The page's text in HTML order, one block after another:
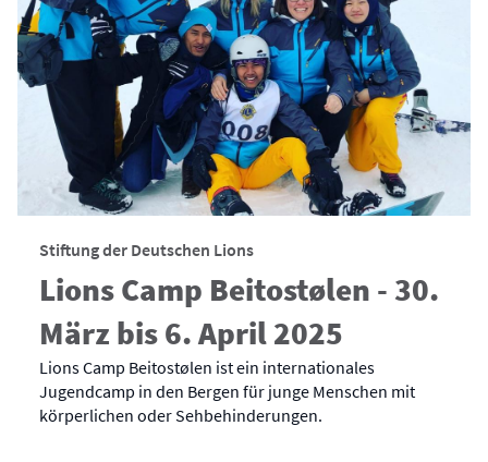
Stiftung der Deutschen Lions
Lions Camp Beitostølen - 30.
März bis 6. April 2025
Lions Camp Beitostølen ist ein internationales
Jugendcamp in den Bergen für junge Menschen mit
körperlichen oder Sehbehinderungen.